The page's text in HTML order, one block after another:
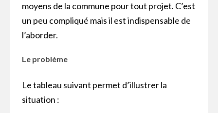
moyens de la commune pour tout projet. C’est
un peu compliqué mais il est indispensable de
l’aborder.
Le problème
Le tableau suivant permet d’illustrer la
situation :